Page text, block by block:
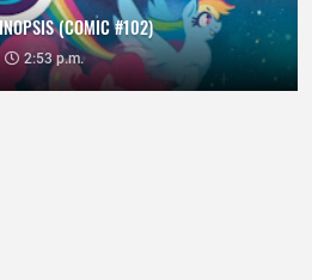
(COMIC #102)
2:53 p.m.